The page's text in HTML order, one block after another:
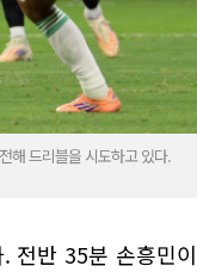
해 드리블을 시도하고 있다.
전반 35분 손흥민이